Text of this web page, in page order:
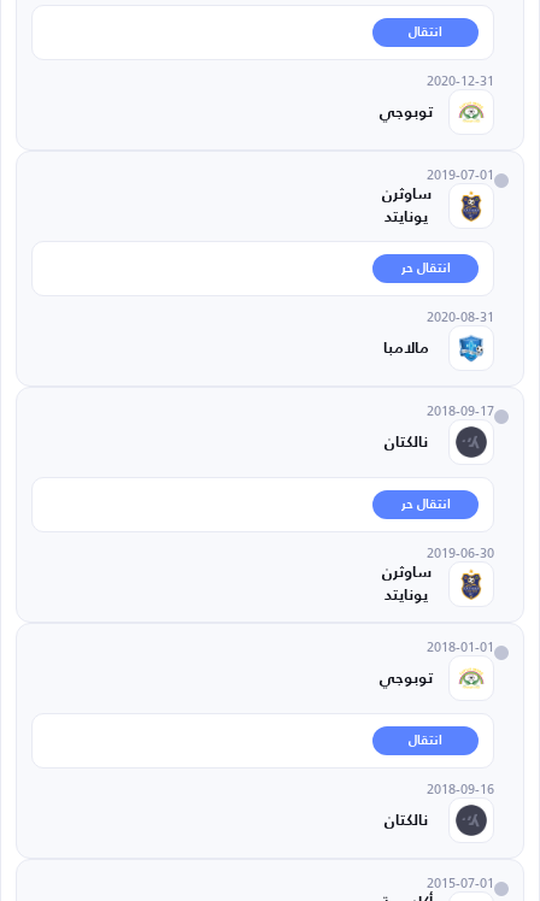
انتقال
2020-12-31
توبوجي
2019-07-01
ساوثرن
يونايتد
انتقال حر
2020-08-31
مالامبا
2018-09-17
نالكتان
انتقال حر
2019-06-30
ساوثرن
يونايتد
2018-01-01
توبوجي
انتقال
2018-09-16
نالكتان
2015-07-01